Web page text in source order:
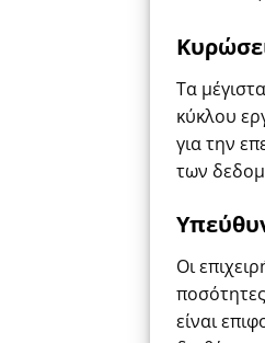
Τα
κύκλου
για την
των
Οι
είναι